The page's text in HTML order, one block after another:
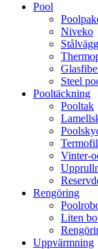
Pool
Niveko
Steel
Pooltäckning
Pooltak
Vinter-
Rengöring
Liten
Uppvärmning